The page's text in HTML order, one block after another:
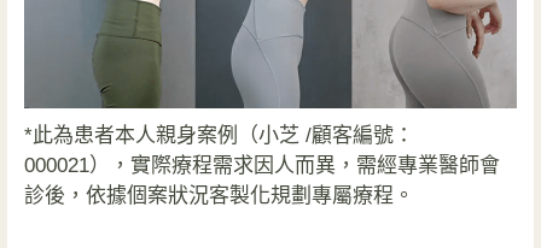
*此為患者本人親身案例（小芝 /顧客編號：
000021），實際療程需求因人而異，需經專業醫師會
診後，依據個案狀況客製化規劃專屬療程。